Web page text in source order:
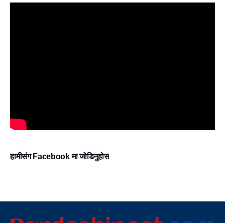
हामीसंग Facebook मा जोडिनुहोस